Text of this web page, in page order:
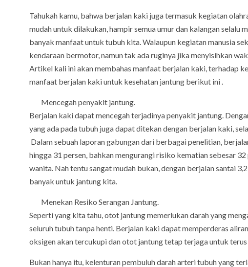
Tahukah kamu, bahwa berjalan kaki juga termasuk kegiatan
mudah untuk dilakukan, hampir semua umur dan kalangan
banyak manfaat untuk tubuh kita. Walaupun kegiatan manusia
kendaraan bermotor, namun tak ada ruginya jika menyisihkan
Artikel kali ini akan membahas manfaat berjalan kaki, terhadap
manfaat berjalan kaki untuk kesehatan jantung berikut ini .
Mencegah penyakit jantung.
Berjalan kaki dapat mencegah terjadinya penyakit jantung.
yang ada pada tubuh juga dapat ditekan dengan berjalan kaki,
Dalam sebuah laporan gabungan dari berbagai penelitian,
hingga 31 persen, bahkan mengurangi risiko kematian sebesar
wanita. Nah tentu sangat mudah bukan, dengan berjalan santai
banyak untuk jantung kita.
Menekan Resiko Serangan Jantung.
Seperti yang kita tahu, otot jantung memerlukan darah yang
seluruh tubuh tanpa henti. Berjalan kaki dapat memperderas
oksigen akan tercukupi dan otot jantung tetap terjaga untuk
Bukan hanya itu, kelenturan pembuluh darah arteri tubuh yang